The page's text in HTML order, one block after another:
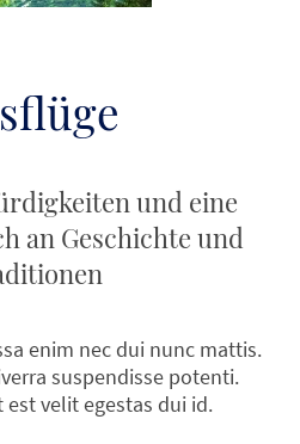
und eine
an Geschichte und
enim nec dui nunc mattis.
suspendisse potenti.
velit egestas dui id.